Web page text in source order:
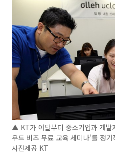
▲ KT가 이달부터 중소기업과 개발
우드 비즈 무료 교육 세미나’를 정
사진제공 KT